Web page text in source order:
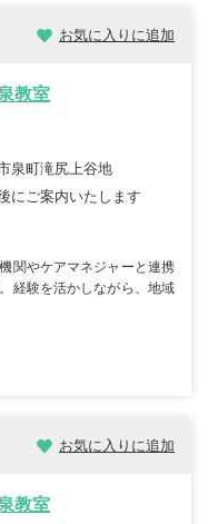
お気に入りに追加
教室
泉町滝尻上谷地
にご案内いたします
関やケアマネジャーと連携
経験を活かしながら、地域
お気に入りに追加
教室